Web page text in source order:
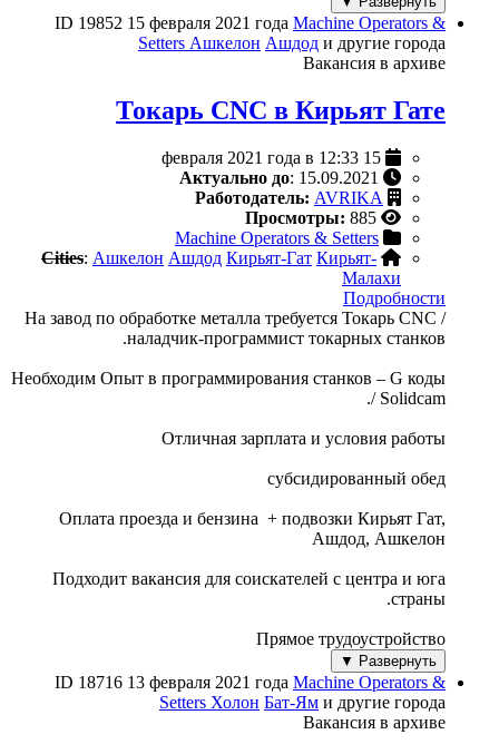
ID 19852 15 февраля 2021 года Machine Operators &
Setters Ашкелон Ашдод и другие города
Вакансия в архиве
Токарь CNC в Кирьят Гате
Актуально до: 15.09.2021
Работодатель: AVRIKA
Просмотры: 885
Machine Operators & Setters
Cities: Ашкелон Ашдод Кирьят-Гат Кирьят-
Малахи
Подробности
На завод по обработке металла требуется Токарь CNC /
наладчик-программист токарных станков.
Необходим Опыт в программирования станков – G коды
/ Solidcam.
Отличная зарплата и условия работы
субсидированный обед
Оплата проезда и бензина + подвозки Кирьят Гат,
Ашдод, Ашкелон
Подходит вакансия для соискателей с центра и юга
страны.
Прямое трудоустройство
Развернуть ▼
ID 18716 13 февраля 2021 года Machine Operators &
Setters Холон Бат-Ям и другие города
Вакансия в архиве